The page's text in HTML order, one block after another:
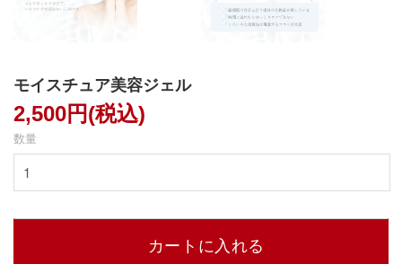
モイスチュア美容ジェル
2,500円(税込)
数量
カートに入れる